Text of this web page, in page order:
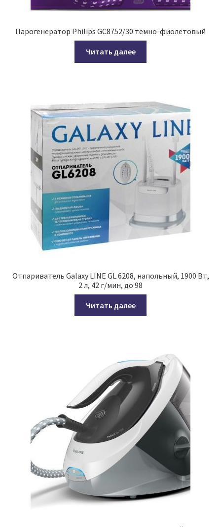
Парогенератор Philips GC8752/30 темно-фиолетовый
Читать далее
Отпариватель Galaxy LINE GL 6208, напольный, 1900 Вт,
2 л, 42 г/мин, до 98
Читать далее